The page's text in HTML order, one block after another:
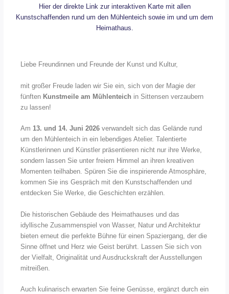
Hier der direkte Link zur interaktiven Karte mit allen
Kunstschaffenden rund um den Mühlenteich sowie im und um dem
Heimathaus.
Liebe Freundinnen und Freunde der Kunst und Kultur,
mit großer Freude laden wir Sie ein, sich von der Magie der
fünften Kunstmeile am Mühlenteich in Sittensen verzaubern
zu lassen!
Am 13. und 14. Juni 2026verwandelt sich das Gelände rund
um den Mühlenteich in ein lebendiges Atelier. Talentierte
Künstlerinnen und Künstler präsentieren nicht nur ihre Werke,
sondern lassen Sie unter freiem Himmel an ihren kreativen
Momenten teilhaben. Spüren Sie die inspirierende Atmosphäre,
kommen Sie ins Gespräch mit den Kunstschaffenden und
entdecken Sie Werke, die Geschichten erzählen.
Die historischen Gebäude des Heimathauses und das
idyllische Zusammenspiel von Wasser, Natur und Architektur
bieten erneut die perfekte Bühne für einen Spaziergang, der die
Sinne öffnet und Herz wie Geist berührt. Lassen Sie sich von
der Vielfalt, Originalität und Ausdruckskraft der Ausstellungen
mitreißen.
Auch kulinarisch erwarten Sie feine Genüsse, ergänzt durch ein